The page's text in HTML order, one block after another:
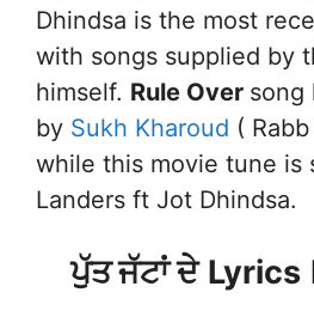
Dhindsa is the most
with songs supplied by
himself. Rule Over song
by Sukh Kharoud (
while this movie tune is
Landers ft Jot Dhindsa.
ਪੁੱਤ ਜੱਟਾਂ ਦੇ Lyrics